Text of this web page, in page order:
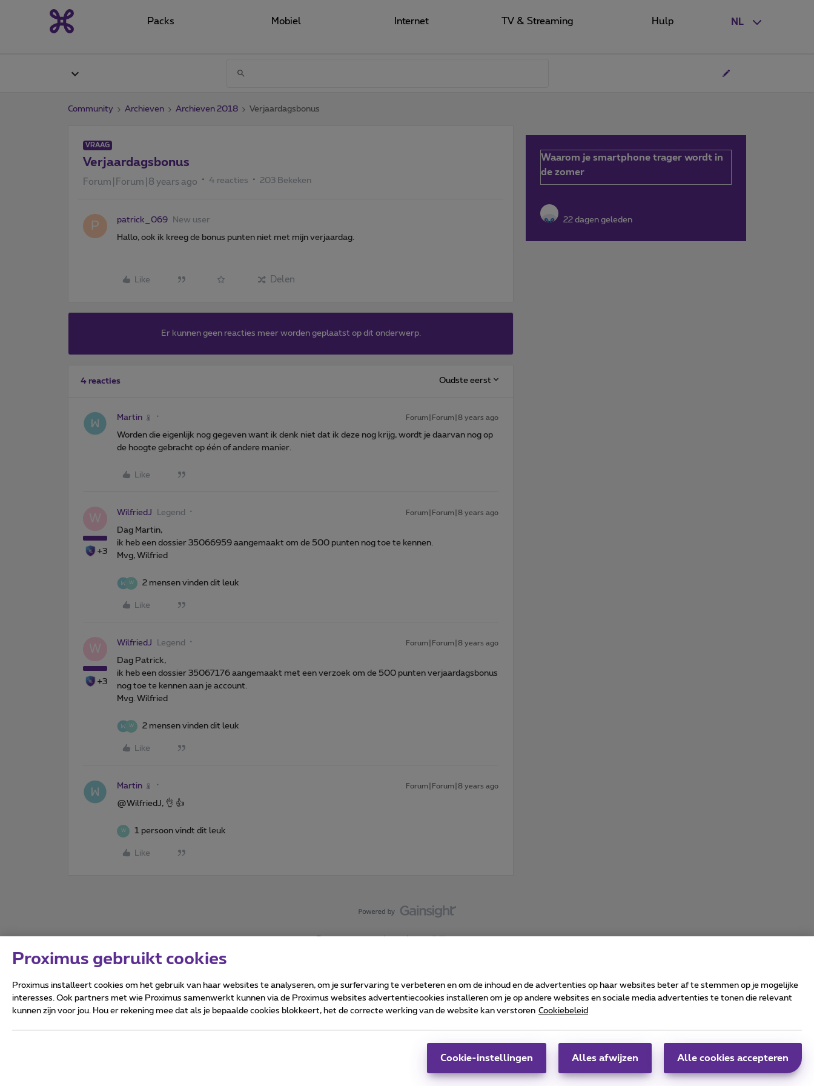
NL
Packs Mobiel Internet TV & Streaming Hulp
Community Archieven Archieven 2018 Verjaardagsbonus
VRAAG
Verjaardagsbonus
Forum|Forum|8 years ago 4 reacties 203 Bekeken
P patrick_069 New user
Hallo, ook ik kreeg de bonus punten niet met mijn verjaardag.
Like Delen
Er kunnen geen reacties meer worden geplaatst op dit onderwerp.
4 reacties Oudste eerst
Martin Forum|Forum|8 years ago
Worden die eigenlijk nog gegeven want ik denk niet dat ik deze nog krijg, wordt je daarvan nog op
de hoogte gebracht op één of andere manier.
Like
W
+3
WilfriedJ Legend Forum|Forum|8 years ago
Dag Martin,
ik heb een dossier 35066959 aangemaakt om de 500 punten nog toe te kennen.
Mvg, Wilfried
W 2 mensen vinden dit leuk
Like
W
+3
WilfriedJ Legend Forum|Forum|8 years ago
Dag Patrick,
ik heb een dossier 35067176 aangemaakt met een verzoek om de 500 punten verjaardagsbonus
nog toe te kennen aan je account.
Mvg. Wilfried
W 2 mensen vinden dit leuk
Like
Martin Forum|Forum|8 years ago
@WilfriedJ, 👌 👍
W 1 persoon vindt dit leuk
Like
Waarom je smartphone trager wordt in
de zomer
22 dagen geleden
Forumvoorwaarden Accessibility statement
Alle rechten voorbehouden. ©2026Proximus
Carrier & Wholesale Solutions
Proximus Group
| Telindus
Proximus gebruikt cookies
Proximus installeert cookies om het gebruik van haar websites te analyseren, om je surfervaring te verbeteren en om de inhoud en de advertenties op haar websites beter af te stemmen op je mogelijke
interesses. Ook partners met wie Proximus samenwerkt kunnen via de Proximus websites advertentiecookies installeren om je op andere websites en sociale media advertenties te tonen die relevant
kunnen zijn voor jou. Hou er rekening mee dat als je bepaalde cookies blokkeert, het de correcte werking van de website kan verstoren Cookiebeleid
Cookie-instellingen Alles afwijzen Alle cookies accepteren